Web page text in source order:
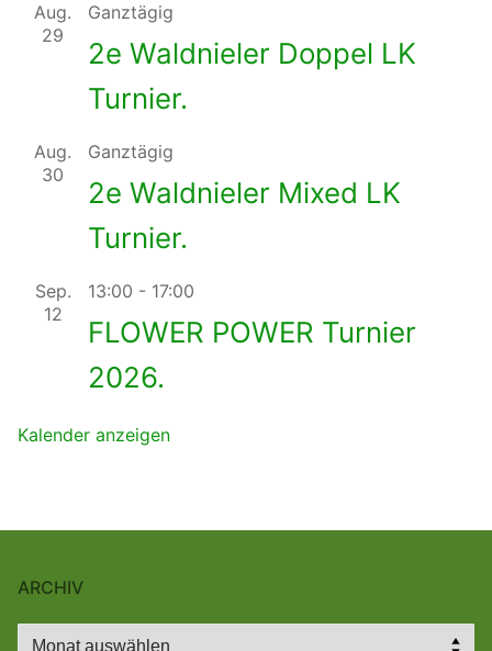
Aug.
29
Ganztägig
2e Waldnieler Doppel LK
Turnier.
Aug.
30
Ganztägig
2e Waldnieler Mixed LK
Turnier.
Sep.
12
13:00 - 17:00
FLOWER POWER Turnier
2026.
Kalender anzeigen
ARCHIV
Archiv